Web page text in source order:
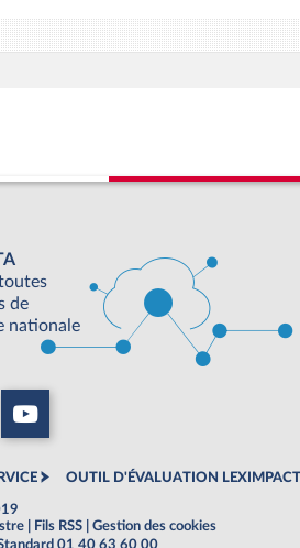
de
nationale
OUTIL D'ÉVALUATION LEXIMPACT
Fils RSS
Gestion des cookies
01 40 63 60 00